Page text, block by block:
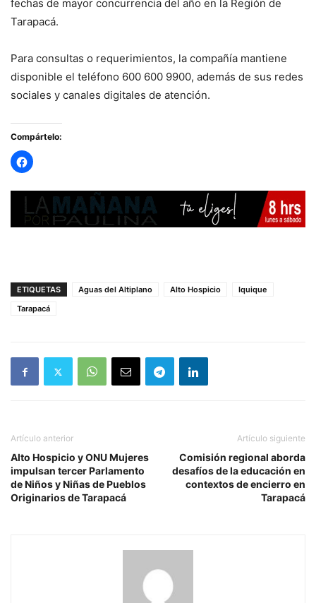
fechas de mayor concurrencia del año en la Región de
Tarapacá.
Para consultas o requerimientos, la compañía mantiene
disponible el teléfono 600 600 9900, además de sus redes
sociales y canales digitales de atención.
Compártelo:
ETIQUETAS Aguas del Altiplano Alto Hospicio
Iquique
Tarapacá
Artículo anterior
Alto Hospicio y ONU Mujeres
impulsan tercer Parlamento
de Niños y Niñas de Pueblos
Originarios de Tarapacá
Artículo siguiente
Comisión regional aborda
desafíos de la educación en
contextos de encierro en
Tarapacá